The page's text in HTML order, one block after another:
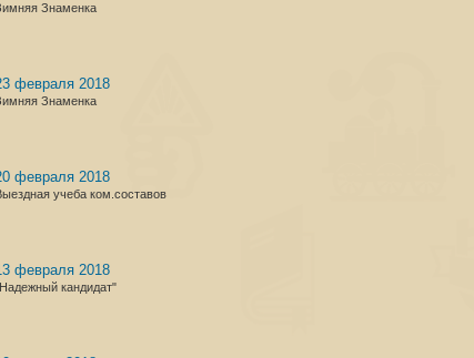
Знаменка
февраля 2018
Знаменка
февраля 2018
учеба ком.составов
февраля 2018
кандидат"